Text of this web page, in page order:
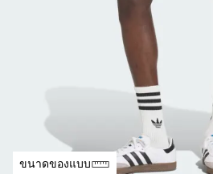
ขนาดของแบบ